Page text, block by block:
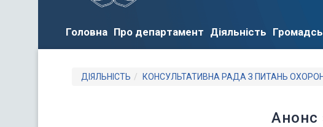
Головна Про департамент Діяльність
ДІЯЛЬНІСТЬ КОНСУЛЬТАТИВНА РАДА З ПИТАНЬ
Анонс